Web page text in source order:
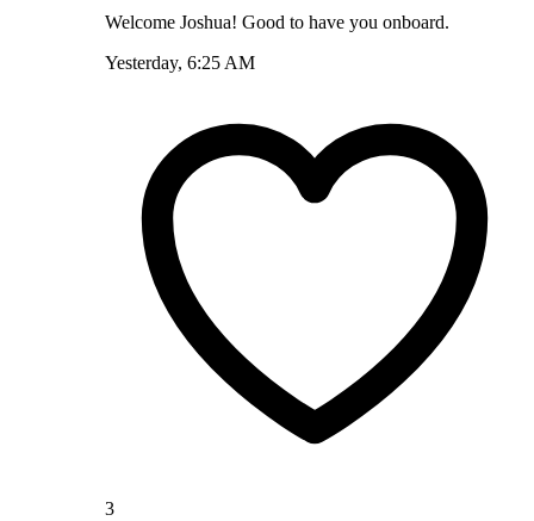
Welcome Joshua! Good to have you onboard.
Yesterday, 6:25 AM
3